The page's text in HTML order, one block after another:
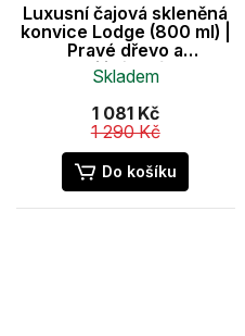
Luxusní čajová skleněná
konvice Lodge (800 ml) |
Pravé dřevo a
borosilikátové sklo
Skladem
1 081 Kč
1 290 Kč
Do košíku